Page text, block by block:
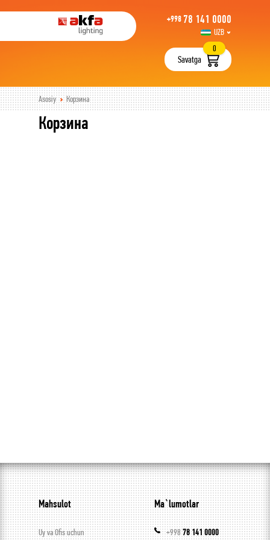
+998 78 141 0000
UZB
РУС
Savatga
0
Asosiy Корзина
Корзина
Mahsulot
Uy va Ofis uchun
Ma`lumotlar
+99878 141 0000